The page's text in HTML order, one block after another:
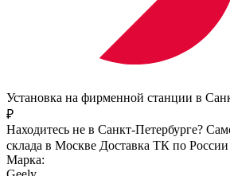
Установка на фирменной станции в
₽
Находитесь не в Санкт-Петербурге?
склада в Москве Доставка ТК по России
Марка: